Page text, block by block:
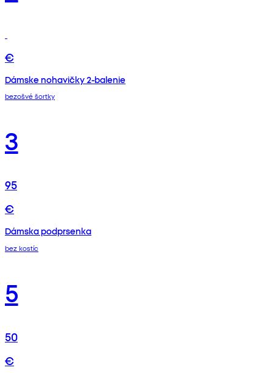
€
Dámske nohavičky 2-balenie
bezošvé šortky
3
95
€
Dámska podprsenka
bez kostíc
5
50
€